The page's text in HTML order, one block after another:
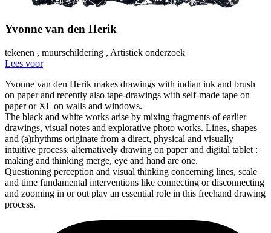
Yvonne van den Herik
tekenen , muurschildering , Artistiek onderzoek
Lees voor
Yvonne van den Herik makes drawings with indian ink and brush
on paper and recently also tape-drawings with self-made tape on
paper or XL on walls and windows.
The black and white works arise by mixing fragments of earlier
drawings, visual notes and explorative photo works. Lines, shapes
and (a)rhythms originate from a direct, physical and visually
intuitive process, alternatively drawing on paper and digital tablet :
making and thinking merge, eye and hand are one.
Questioning perception and visual thinking concerning lines, scale
and time fundamental interventions like connecting or disconnecting
and zooming in or out play an essential role in this freehand drawing
process.